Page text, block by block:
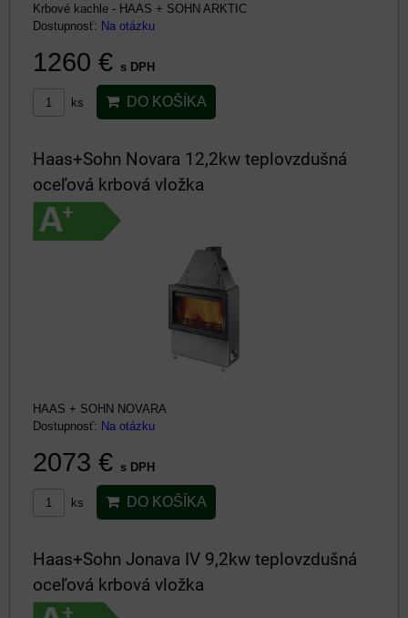
Krbové kachle - HAAS + SOHN ARKTIC
Dostupnosť: Na otázku
1260 € s DPH
ks DO KOŠÍKA
Haas+Sohn Novara 12,2kw teplovzdušná
oceľová krbová vložka
HAAS + SOHN NOVARA
Dostupnosť: Na otázku
2073 € s DPH
ks DO KOŠÍKA
Haas+Sohn Jonava IV 9,2kw teplovzdušná
oceľová krbová vložka